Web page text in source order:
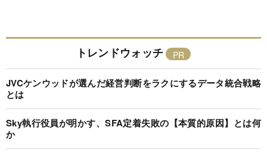
トレンドウォッチ
JVCケンウッドが選んだ経営判断をラクにするデータ統合戦略
とは
Sky執行役員が明かす、SFA定着失敗の【本質的原因】とは何
か